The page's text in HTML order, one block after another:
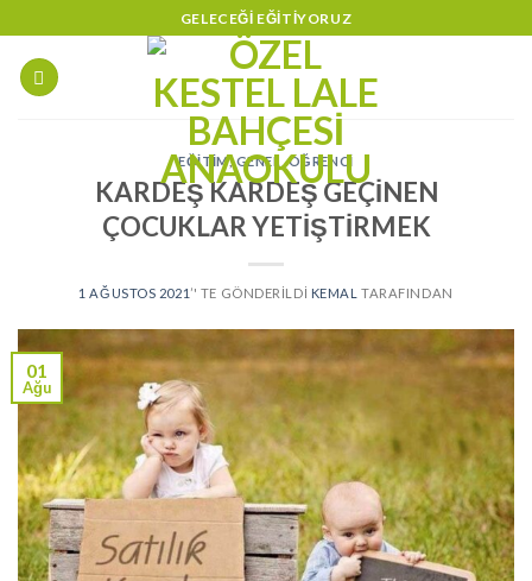
to
content
GELECEĞI EĞITIYORUZ
EĞITIM,GENEL ,ÖĞRENCI
KARDEŞ KARDEŞ GEÇİNEN
ÇOCUKLAR YETİŞTİRMEK
1 AĞUSTOS 2021 ’' TE GÖNDERILDI KEMAL TARAFINDAN
01
Ağu